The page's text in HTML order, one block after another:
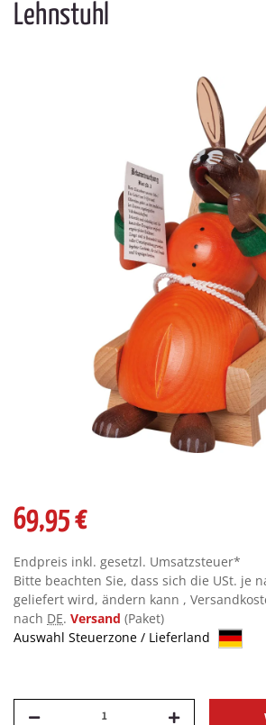
Lehnstuhl
69,95 €
Endpreis inkl. gesetzl. Umsatzsteuer*
Bitte beachten Sie, dass sich die USt. je
geliefert wird, ändern kann ,
nach DE. Versand (Paket)
Auswahl Steuerzone / Lieferland